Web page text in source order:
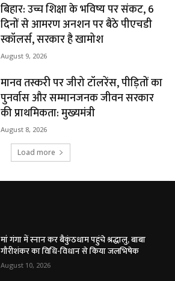
बिहार: उच्च शिक्षा के भविष्य पर संकट, 6
दिनों से आमरण अनशन पर बैठे पीएचडी
स्कॉलर्स, सरकार है खामोश
August 9, 2026
मानव तस्करी पर जीरो टॉलरेंस, पीड़ितों का
पुनर्वास और सम्मानजनक जीवन सरकार
की प्राथमिकता: मुख्यमंत्री
August 8, 2026
Load more
मां गंगा में स्नान कर बैकुंठधाम पहुंचे श्रद्धालु, बाबा
गौरीशंकर का विधि-विधान से किया जलभिषेक
August 10, 2026